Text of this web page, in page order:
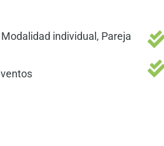
individual, Pareja